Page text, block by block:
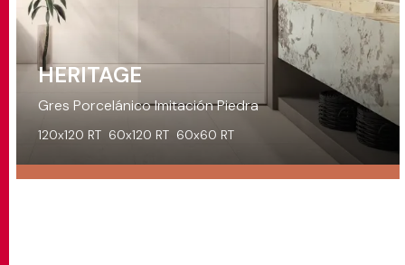
HERITAGE
Gres Porcelánico Imitación Piedra
120x120 RT 60x120 RT 60x60 RT